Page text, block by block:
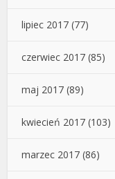
lipiec 2017 (77)
czerwiec 2017 (85)
maj 2017 (89)
kwiecień 2017 (103)
marzec 2017 (86)